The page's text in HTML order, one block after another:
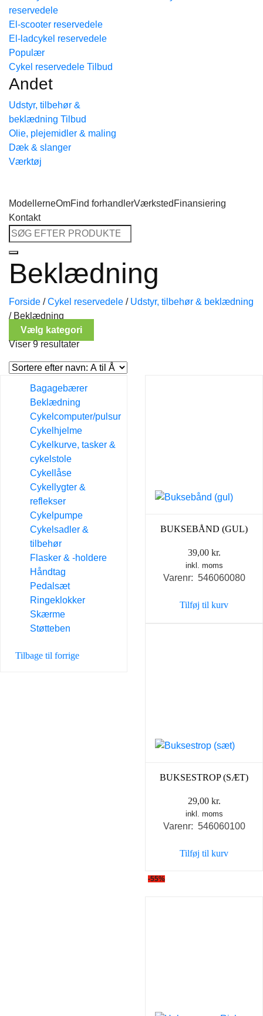
reservedele
El-scooter reservedele
El-ladcykel reservedele
Cykel reservedele
Andet
Udstyr, tilbehør &
beklædning
Olie, plejemidler & maling
Dæk & slanger
Værktøj
ModellerneOmFind forhandlerVærksted Finansiering
Kontakt
Søg
efter:
Beklædning
Forside / Cykel reservedele / Udstyr, tilbehør & beklædning
/Beklædning
Vælg kategori
Viser 9 resultater
Bagagebærer
Beklædning
Cykelcomputer/pulsur
Cykelhjelme
Cykelkurve, tasker &
cykelstole
Cykellåse
Cykellygter &
reflekser
Cykelpumpe
Cykelsadler &
tilbehør
Flasker & -holdere
Håndtag
Pedalsæt
Ringeklokker
Skærme
Støtteben
Tilbage til forrige
BUKSEBÅND (GUL)
39,00 kr.
inkl. moms
Varenr: 546060080
Tilføj til kurv
BUKSESTROP (SÆT)
29,00 kr.
inkl. moms
Varenr: 546060100
Tilføj til kurv
-55%